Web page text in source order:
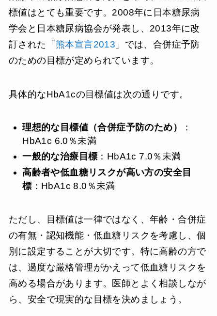
標値はとても重要です。2008年に日本糖尿病
学会と日本糖尿病協会が発表し、2013年に改
訂された「熊本宣言2013 」では、合併症予防
のための目標が定められています。
具体的なHbA1cの目標値は次の通りです。
理想的な目標値（合併症予防のため）
：
HbA1c 6.0％未満
一般的な治療目標 ：HbA1c 7.0％未満
高齢者や低血糖リスクが高い方の安全目
標 ：HbA1c 8.0％未満
ただし、目標値は一律ではなく、年齢・合併症
の有無・認知機能・低血糖リスクを考慮し、個
別に設定することが大切です。特に高齢の方で
は、過度な厳格管理がかえって低血糖リスクを
高める場合があります。医師とよく相談しなが
ら、安全で現実的な目標を決めましょう。